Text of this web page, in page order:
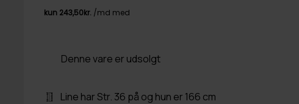
Denne vare er udsolgt
Line har Str. 36 på og hun er 166 cm